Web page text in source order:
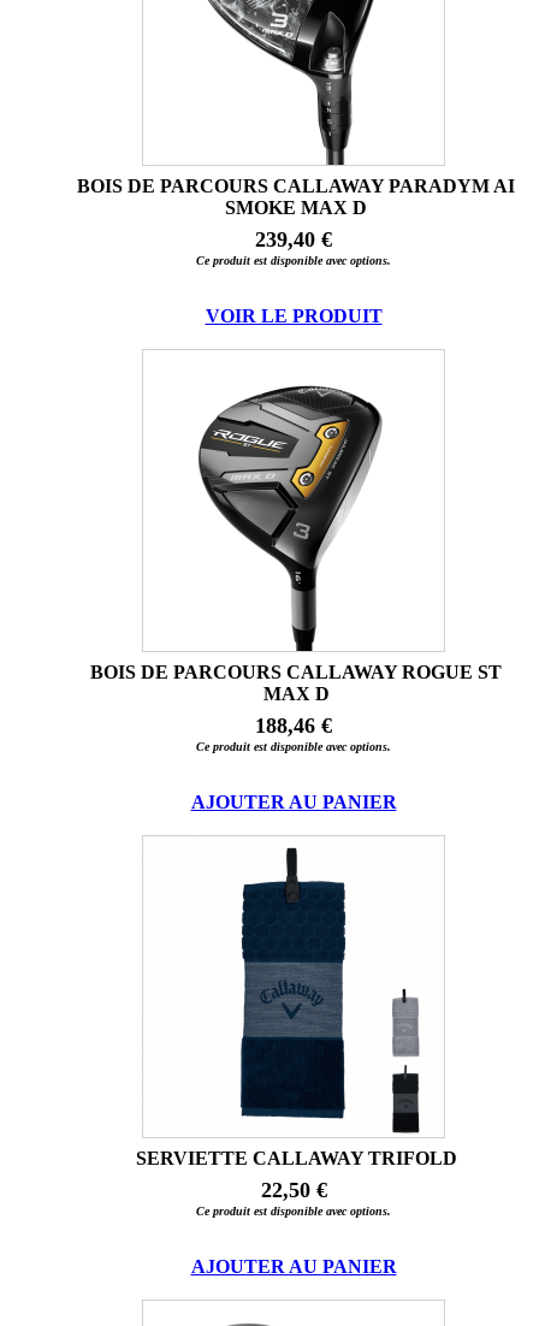
BOIS DE PARCOURS CALLAWAY PARADYM AI
SMOKE MAX D
239,40 €
Ce produit est disponible avec options.
VOIR LE PRODUIT
BOIS DE PARCOURS CALLAWAY ROGUE ST
MAX D
188,46 €
Ce produit est disponible avec options.
AJOUTER AU PANIER
SERVIETTE CALLAWAY TRIFOLD
22,50 €
Ce produit est disponible avec options.
AJOUTER AU PANIER